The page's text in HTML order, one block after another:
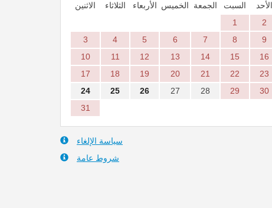
الاثنين
الثلاثاء الأربعاء الخميس الجمعة السبت
الأحد
1
2
3
4 5 6 7 8
9
10
11 12 13 14 15
16
17
18 19 20 21 22
23
24
25 26 27 28 29
30
31
سياسة الإلغاء
شروط عامة